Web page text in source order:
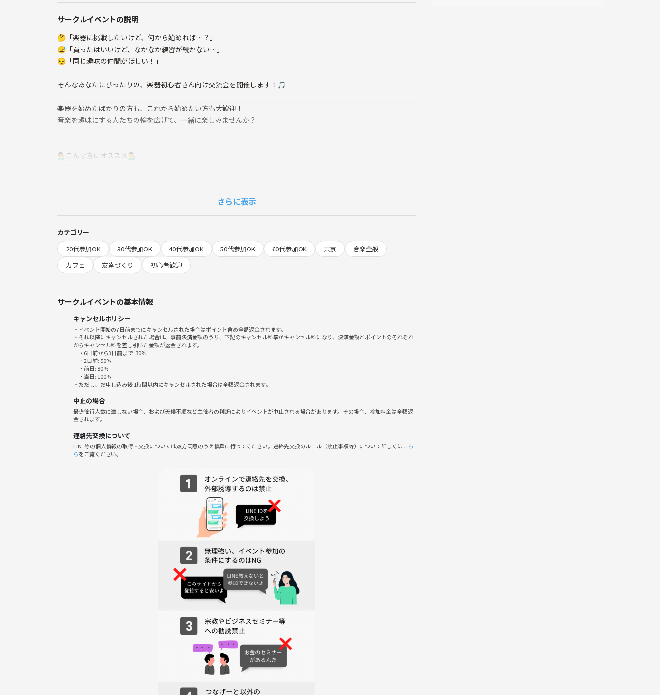
サークルイベントの説明
🤔「楽器に挑戦したいけど、何から始めれば…？」
😅「買ったはいいけど、なかなか練習が続かない…」
😔「同じ趣味の仲間がほしい！」
そんなあなたにぴったりの、楽器初心者さん向け交流会を開催します！🎵
楽器を始めたばかりの方も、これから始めたい方も大歓迎！
音楽を趣味にする人たちの輪を広げて、一緒に楽しみませんか？
💁‍♂️こんな方にオススメ💁‍♂️
✅最近楽器を購入したけど、練習のモチベーションがなかなか続かない方
✅音楽を通して新しいことに挑戦したい方
✨交流会の魅力✨
・同じ趣味を持つ仲間と出会える！
・楽器に関する情報交換ができる！
・練習のモチベーションがアップ！
・もしかしたら、バンド結成のきっかけも…！？
10:55 現地集合＆各自ドリンク購入
11:00 自己紹介
11:10 交流会（人数次第で、途中席替えを実施予定です）
12:00 解散予定（人数次第で、解散時間を後ろ倒す可能性があります）
📍集合場所📍
https://maps.app.goo.gl/8N3vztasagyqZD6NA
※席が確保できなかった場合、近くの他のカフェに場所を変更し、事前にご連絡いたします。
☕参加費用☕
500円
アリタ🥁：社会人からドラムに挑戦！現在はレッスンに通いつつ、ロック&ポップスバンドで音楽活動中！
マッピー🎻：社会人からバイオリンに挑戦！現在は楽しく活動をテーマにポップスバンドで音楽活動中！
参加者同士が気持ちよく交流できるよう、勧誘・営業行為、SNSへの無断投稿などはご遠慮ください。
皆さんが安心して楽しめる場となるよう、運営側の指示に従っていただきますようお願いします。
楽器を始めるのに、遅すぎることはありません！😊
一緒に、音楽のある生活をスタートさせましょう！🎼
さらに表示
カテゴリー
20代参加OK
30代参加OK 40代参加OK 50代参加OK 60代参加OK 東京
音楽全般
カフェ
友達づくり 初心者歓迎
サークルイベントの基本情報
キャンセルポリシー
・イベント開始の7日前までにキャンセルされた場合はポイント含め全額返金されます。
・それ以降にキャンセルされた場合は、事前決済金額のうち、下記のキャンセル料率がキャンセル料になり、決済金額とポイントのそれぞれ
からキャンセル料を差し引いた金額が返金されます。
・6日前から3日前まで: 30%
・2日前: 50%
・前日: 80%
・当日: 100%
・ただし、お申し込み後 1時間以内にキャンセルされた場合は全額返金されます。
中止の場合
最少催行人数に達しない場合、および天候不順など主催者の判断によりイベントが中止される場合があります。その場合、参加料金は全額返
金されます。
連絡先交換について
LINE等の個人情報の取得・交換については双方同意のうえ慎重に行ってください。連絡先交換のルール（禁止事項等）について詳しくはこち
らをご覧ください。